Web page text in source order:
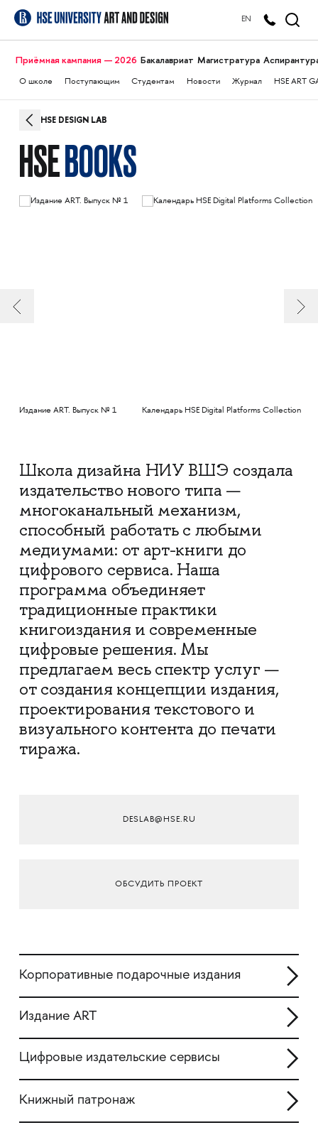
EN
Приёмная кампания — 2026 Бакалавриат Магистратура
О школе Поступающим Студентам Новости Журнал HSE ART
HSE DESIGN LAB
HSE BOOKS
Издание ART. Выпуск № 1 Календарь HSE Digital Platforms Collection
Школа дизайна НИУ ВШЭ создала
издательство нового типа —
многоканальный механизм,
способный работать с любыми
медиумами: от арт-книги до
цифрового сервиса. Наша
программа объединяет
традиционные практики
книгоиздания и современные
цифровые решения. Мы
предлагаем весь спектр услуг —
от создания концепции издания,
проектирования текстового и
визуального контента до печати
тиража.
DESLAB@HSE.RU
ОБСУДИТЬ ПРОЕКТ
Корпоративные подарочные издания
Издание ART
Цифровые издательские сервисы
Книжный патронаж